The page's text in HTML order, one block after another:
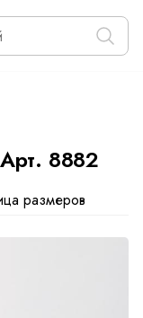
8882
размеров